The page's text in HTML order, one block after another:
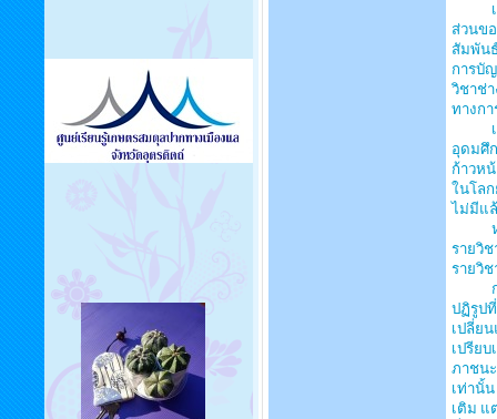
เนื้อ
ส่วนข
สัมพัน
การบั
วิชาช่
ทางกา
เนื้อ
อุดมศึ
ก้าวห
ในโล
ไม่มีแ
หลัก
รายวิ
รายวิช
การ
ปฏิรูป
เปลี่ย
เปรีย
ภาชน
เท่านั้
เติม แ